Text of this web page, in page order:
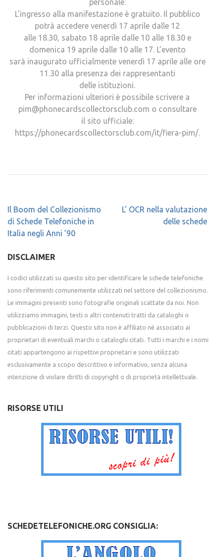
personale.
L’ingresso alla manifestazione è gratuito. Il pubblico
potrà accedere venerdì 17 aprile dalle 12
alle 18.30, sabato 18 aprile dalle 10 alle 18.30 e
domenica 19 aprile dalle 10 alle 17. L’evento
sarà inaugurato ufficialmente venerdì 17 aprile alle ore
11.30 alla presenza dei rappresentanti
delle istituzioni.
Per informazioni ulteriori è possibile scrivere a
pim@phonecardscollectorsclub.com o consultare
il sito ufficiale:
https://phonecardscollectorsclub.com/it/fiera-pim/.
Navigazione
articoli
Il Boom del Collezionismo
di Schede Telefoniche in
Italia negli Anni ’90
L’ OCR nella valutazione
delle schede
DISCLAIMER
I codici utilizzati su questo sito per identificare le schede telefoniche
sono riferimenti comunemente utilizzati nel settore del collezionismo.
Le immagini presenti sono fotografie originali scattate da noi. Non
utilizziamo immagini, testi o altri contenuti tratti da cataloghi o
pubblicazioni di terzi. Questo sito non è affiliato né associato ai
proprietari di eventuali marchi o cataloghi citati. Tutti i marchi e i nomi
citati appartengono ai rispettivi proprietari e sono utilizzati
esclusivamente a scopo descrittivo e informativo, senza alcuna
intenzione di violare diritti di copyright o di proprietà intellettuale.
RISORSE UTILI
SCHEDETELEFONICHE.ORG CONSIGLIA: